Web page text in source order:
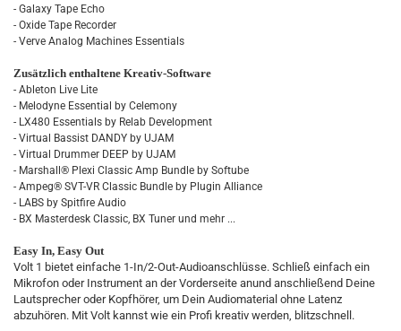
- Galaxy Tape Echo
- Oxide Tape Recorder
- Verve Analog Machines Essentials
Zusätzlich enthaltene Kreativ-Software
- Ableton Live Lite
- Melodyne Essential by Celemony
- LX480 Essentials by Relab Development
- Virtual Bassist DANDY by UJAM
- Virtual Drummer DEEP by UJAM
- Marshall® Plexi Classic Amp Bundle by Softube
- Ampeg® SVT-VR Classic Bundle by Plugin Alliance
- LABS by Spitfire Audio
- BX Masterdesk Classic, BX Tuner und mehr ...
Easy In, Easy Out
Volt 1 bietet einfache 1-In/2-Out-Audioanschlüsse. Schließ einfach ein
Mikrofon oder Instrument an der Vorderseite anund anschließend Deine
Lautsprecher oder Kopfhörer, um Dein Audiomaterial ohne Latenz
abzuhören. Mit Volt kannst wie ein Profi kreativ werden, blitzschnell.